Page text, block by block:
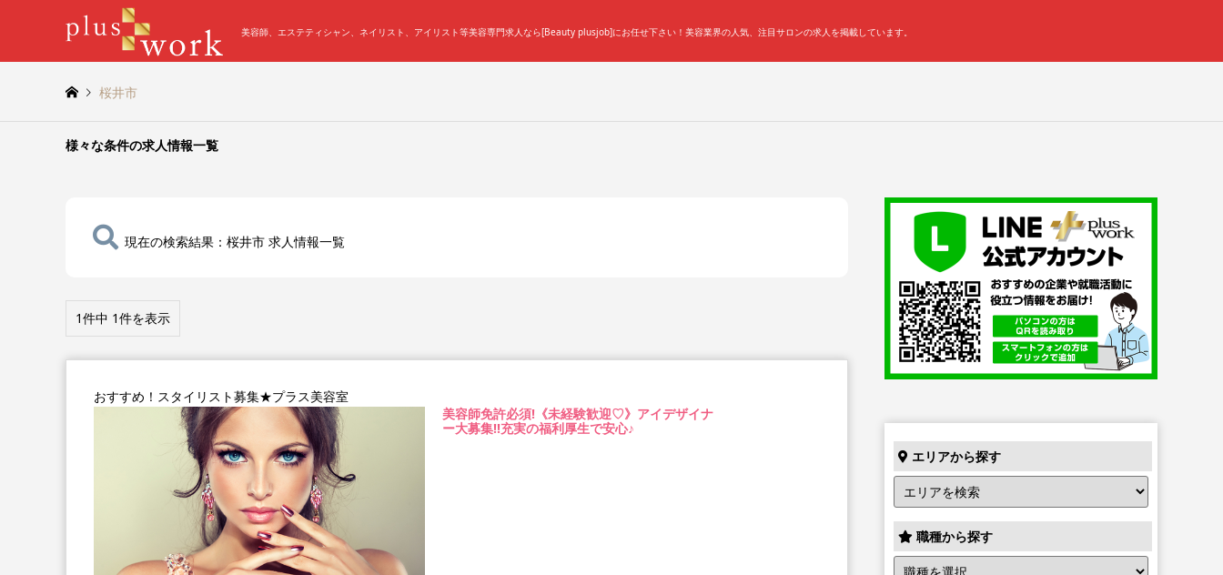
美容師、エステティシャン、ネイリスト、アイリスト等美容専門求人なら[Beauty plusjob]にお任せ下さい！美容業界の人気、注目サロンの求人を掲載しています。
桜井市
様々な条件の求人情報一覧
現在の検索結果：桜井市 求人情報一覧
1件中 1件を表示
おすすめ！スタイリスト募集★プラス美容室
美容師免許必須!《未経験歓迎♡》アイデザイナ
ー大募集!!充実の福利厚生で安心♪
エリアから探す
職種から探す